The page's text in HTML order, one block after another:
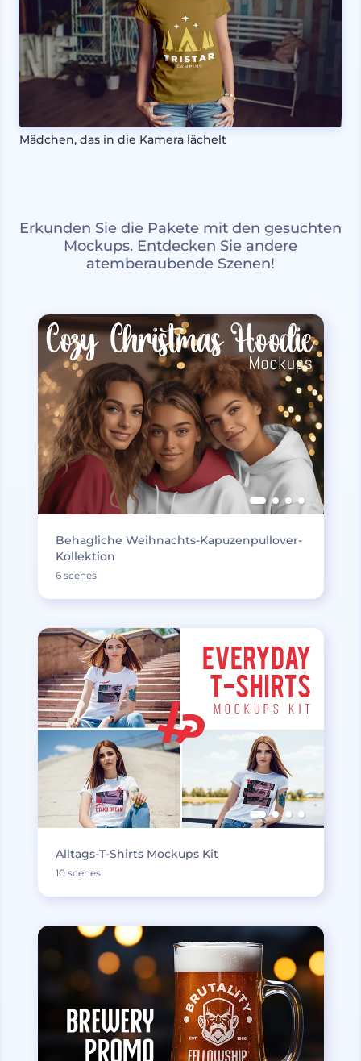
Mädchen, das in die Kamera lächelt
Erkunden Sie die Pakete mit den gesuchten
Mockups. Entdecken Sie andere
atemberaubende Szenen!
Behagliche Weihnachts-Kapuzenpullover-
Kollektion
6 scenes
Alltags-T-Shirts Mockups Kit
10 scenes